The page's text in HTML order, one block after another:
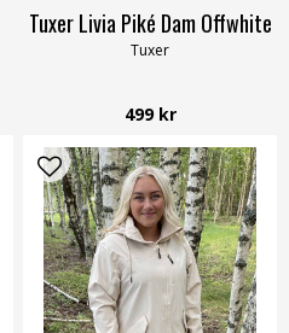
Tuxer Livia Piké Dam Offwhite
Tuxer
499 kr